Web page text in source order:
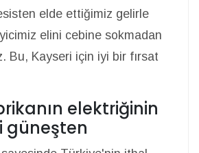
elde ettiğimiz gelirle
elini cebine sokmadan
Bu, Kayseri için iyi bir fırsat
elektriğinin
güneşten